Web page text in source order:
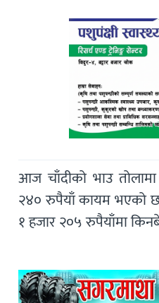
आज चाँदीको भाउ
२४० रुपैयाँ कायम भएको
१ हजार २०५ रुपैयाँमा